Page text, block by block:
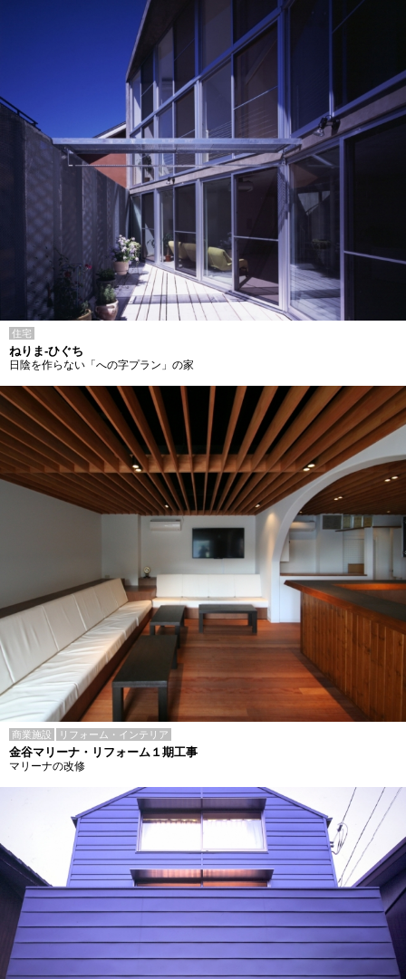
住宅
ねりま-ひぐち
日陰を作らない「への字プラン」の家
商業施設 リフォーム・インテリア
金谷マリーナ・リフォーム１期工事
マリーナの改修